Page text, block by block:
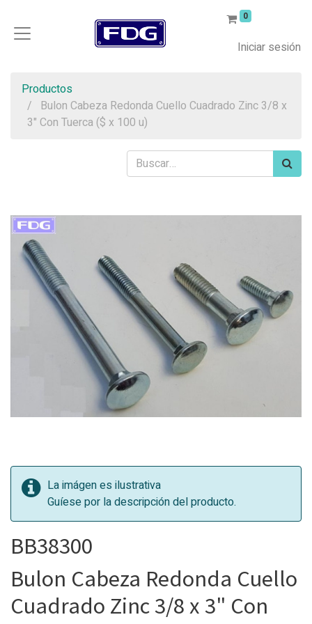
0
Iniciar sesión
Productos
Bulon Cabeza Redonda Cuello Cuadrado Zinc 3/8 x
3" Con Tuerca ($ x 100 u)
La imágen es ilustrativa
Guíese por la descripción del producto.
BB38300
Bulon Cabeza Redonda Cuello
Cuadrado Zinc 3/8 x 3" Con